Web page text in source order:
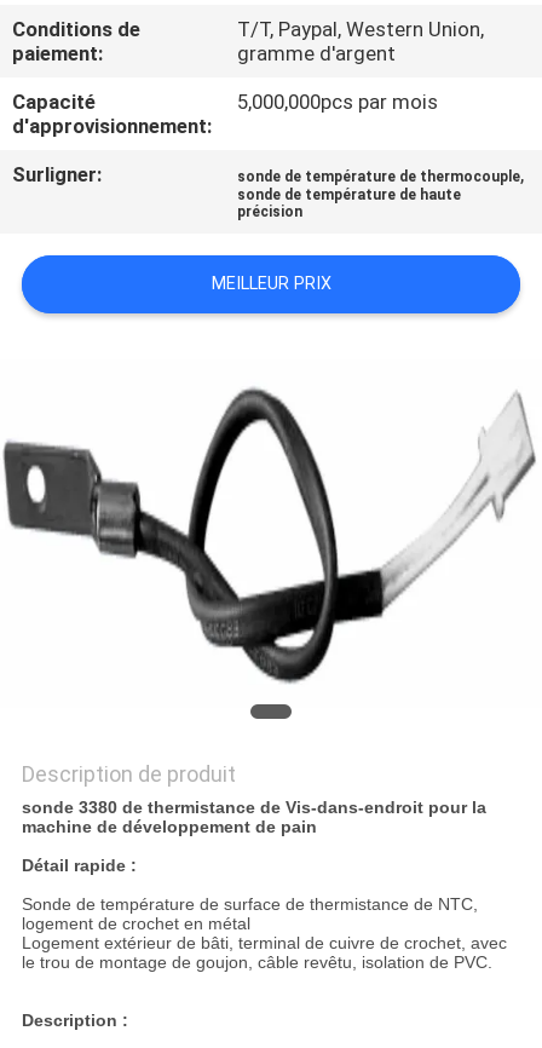
CONTRÔLE
DE
QUALITÉ
NOUS
UNE
CITATION
POLICY
Conditions de
paiement:
T/T, Paypal, Western Union,
gramme d'argent
Capacité
d'approvisionnement:
5,000,000pcs par mois
Surligner: sonde de température de thermocouple,
sonde de température de haute
précision
MEILLEUR PRIX
Description de produit
sonde 3380 de thermistance de Vis-dans-endroit pour la
machine de développement de pain
Détail rapide :
Sonde de température de surface de thermistance de NTC,
logement de crochet en métal
Logement extérieur de bâti, terminal de cuivre de crochet, avec
le trou de montage de goujon, câble revêtu, isolation de PVC.
Description :